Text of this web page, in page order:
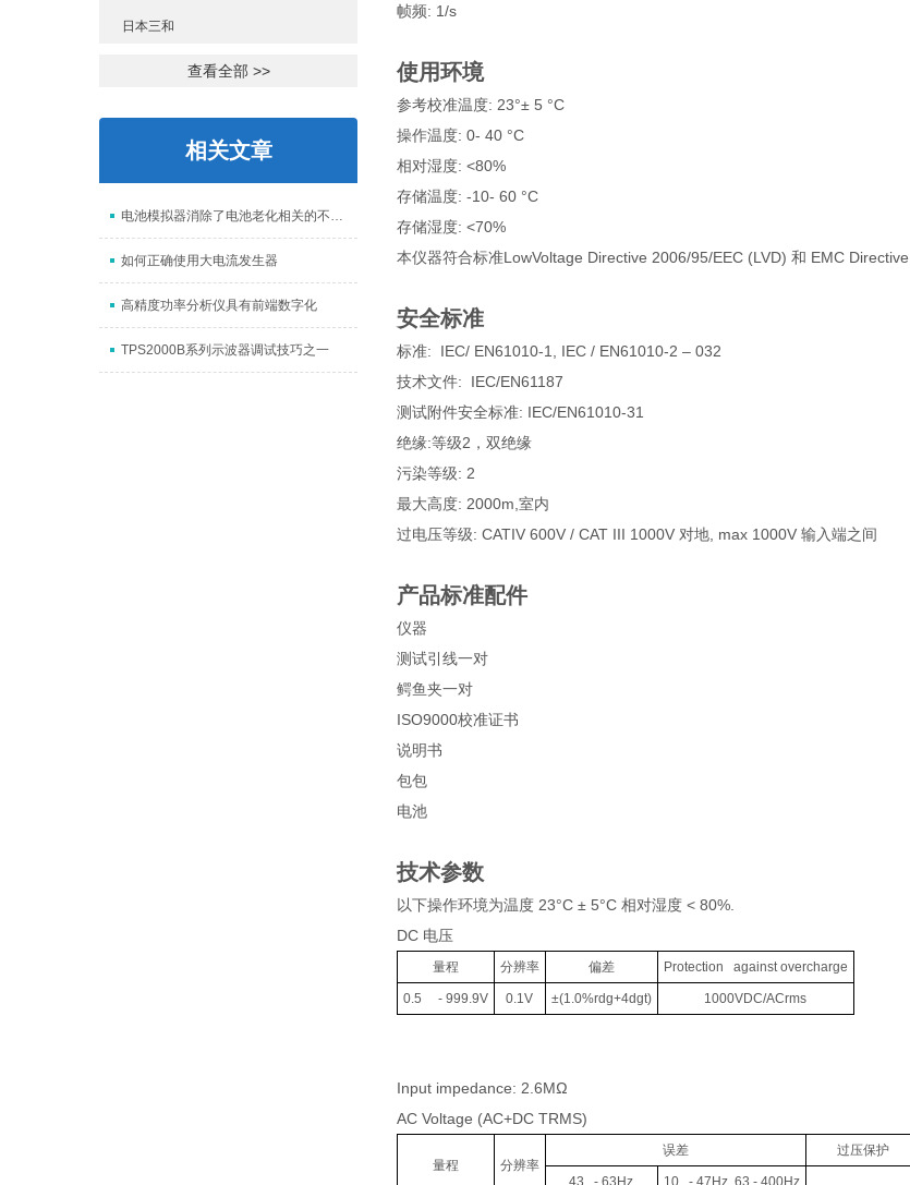
日本三和
查看全部 >>
相关文章
电池模拟器消除了电池老化相关的不确定因素
如何正确使用大电流发生器
高精度功率分析仪具有前端数字化
TPS2000B系列示波器调试技巧之一
帧频: 1/s
使用环境
参考校准温度: 23°± 5 °C
操作温度: 0- 40 °C
相对湿度: <80%
存储温度: -10- 60 °C
存储湿度: <70%
本仪器符合标准LowVoltage Directive 2006/95/EEC (LVD) 和 EMC
安全标准
标准: IEC/ EN61010-1, IEC / EN61010-2 – 032
技术文件: IEC/EN61187
测试附件安全标准: IEC/EN61010-31
绝缘:等级2，双绝缘
污染等级: 2
最大高度: 2000m,室内
过电压等级: CATIV 600V / CAT III 1000V 对地, max 1000V 输入端之间
产品标准配件
仪器
测试引线一对
鳄鱼夹一对
ISO9000校准证书
说明书
包包
电池
技术参数
以下操作环境为温度 23°C ± 5°C 相对湿度 < 80%.
DC 电压
量程 分辨率 偏差 Protection against overcharge
0.5 - 999.9V 0.1V ±(1.0%rdg+4dgt) 1000VDC/ACrms
Input impedance: 2.6MΩ
AC Voltage (AC+DC TRMS)
量程 分辨率
误差 过压保护
43 - 63Hz 10 - 47Hz, 63 - 400Hz